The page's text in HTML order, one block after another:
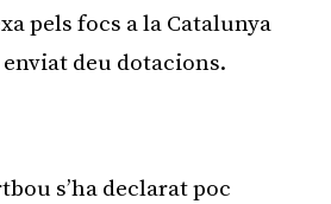
pels focs a la Catalunya
deu dotacions.
s’ha declarat poc